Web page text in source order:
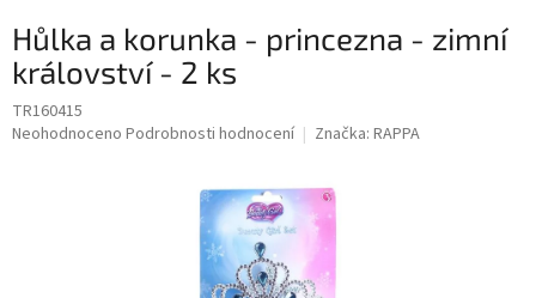
Hůlka a korunka - princezna - zimní
království - 2 ks
TR160415
Průměrné
Neohodnoceno Podrobnosti hodnocení Značka: RAPPA